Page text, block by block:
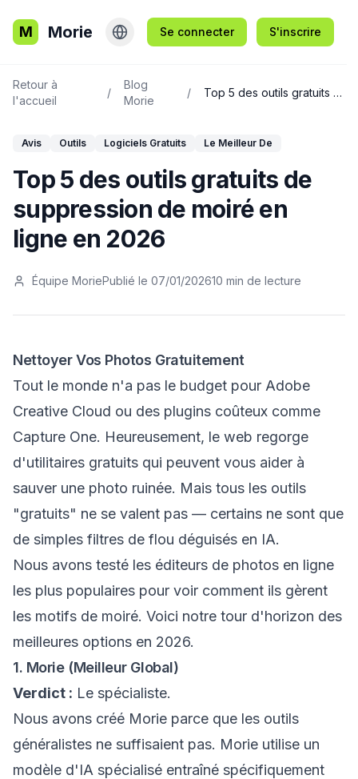
M Morie Se connecter S'inscrire
Retour à
l'accueil
/
Blog
Morie
/ Top 5 des outils gratuits de suppression de moiré en ligne en 2026
Avis Outils Logiciels Gratuits Le Meilleur De
Top 5 des outils gratuits de
suppression de moiré en
ligne en 2026
Équipe MoriePublié le 07/01/202610 min de lecture
Nettoyer Vos Photos Gratuitement
Tout le monde n'a pas le budget pour Adobe
Creative Cloud ou des plugins coûteux comme
Capture One. Heureusement, le web regorge
d'utilitaires gratuits qui peuvent vous aider à
sauver une photo ruinée. Mais tous les outils
"gratuits" ne se valent pas — certains ne sont que
de simples filtres de flou déguisés en IA.
Nous avons testé les éditeurs de photos en ligne
les plus populaires pour voir comment ils gèrent
les motifs de moiré. Voici notre tour d'horizon des
meilleures options en 2026.
1. Morie (Meilleur Global)
Verdict : Le spécialiste.
Nous avons créé Morie parce que les outils
généralistes ne suffisaient pas. Morie utilise un
modèle d'IA spécialisé entraîné spécifiquement